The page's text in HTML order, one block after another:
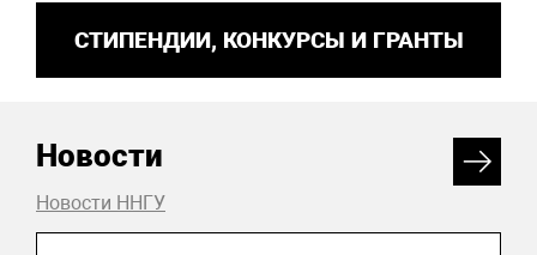
СТИПЕНДИИ, КОНКУРСЫ И ГРАНТЫ
Новости
Новости ННГУ